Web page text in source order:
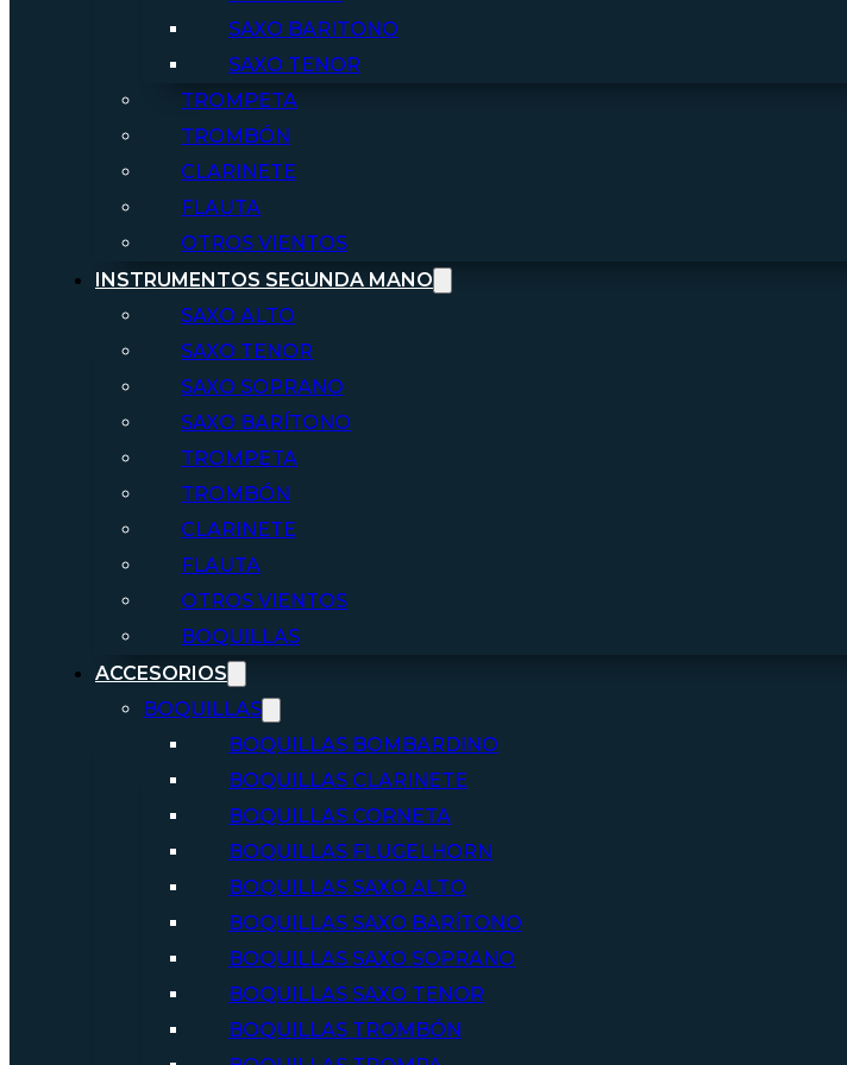
SAXO BARITONO
SAXO TENOR
TROMPETA
TROMBÓN
CLARINETE
FLAUTA
OTROS VIENTOS
INSTRUMENTOS SEGUNDA MANO
SAXO ALTO
SAXO TENOR
SAXO SOPRANO
SAXO BARÍTONO
TROMPETA
TROMBÓN
CLARINETE
FLAUTA
OTROS VIENTOS
BOQUILLAS
ACCESORIOS
BOQUILLAS
BOQUILLAS BOMBARDINO
BOQUILLAS CLARINETE
BOQUILLAS CORNETA
BOQUILLAS FLUGELHORN
BOQUILLAS SAXO ALTO
BOQUILLAS SAXO BARÍTONO
BOQUILLAS SAXO SOPRANO
BOQUILLAS SAXO TENOR
BOQUILLAS TROMBÓN